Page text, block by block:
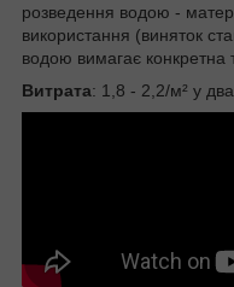
розведення водою -
використання (виняток
водою вимагає конкретна
Витрата: 1,8 - 2,2/м² у